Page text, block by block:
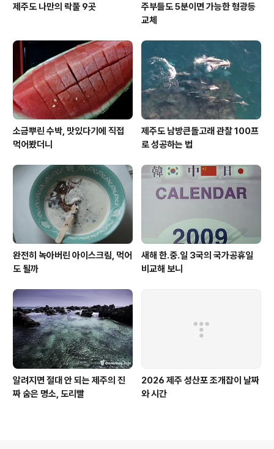
제주도 나만의 락풀 9곳
주부들도 5분이면 가능한 형광등
교체
소금뿌린 수박, 맛있다기에 직접
먹어봤더니
제주도 남방큰돌고래 관찰 100프
로 성공하는 법
완전히 녹아버린 아이스크림, 먹어
도 될까
새해 한.중.일 3국의 국가공휴일
비교해 보니
알려지면 절대 안 되는 제주의 진
짜 숨은 명소, 도리빨
2026 제주 성산포 조개잡이 날짜
와 시간